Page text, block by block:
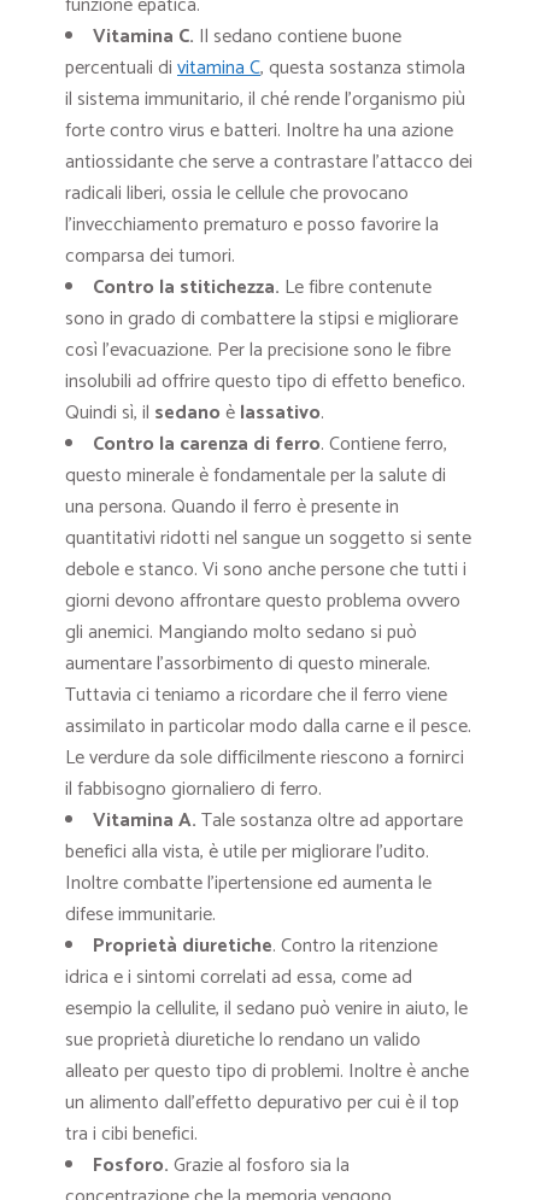
Vitamina C. Il sedano contiene buone
percentuali divitamina C, questa sostanza stimola
il sistema immunitario, il ché rende l’organismo più
forte contro virus e batteri. Inoltre ha una azione
antiossidante che serve a contrastare l’attacco dei
radicali liberi, ossia le cellule che provocano
l’invecchiamento prematuro e posso favorire la
comparsa dei tumori.
Contro la stitichezza. Le fibre contenute
sono in grado di combattere la stipsi e migliorare
così l’evacuazione. Per la precisione sono le fibre
insolubili ad offrire questo tipo di effetto benefico.
Quindi sì, il sedanoèlassativo.
Contro la carenza di ferro. Contiene ferro,
questo minerale è fondamentale per la salute di
una persona. Quando il ferro è presente in
quantitativi ridotti nel sangue un soggetto si sente
debole e stanco. Vi sono anche persone che tutti i
giorni devono affrontare questo problema ovvero
gli anemici. Mangiando molto sedano si può
aumentare l’assorbimento di questo minerale.
Tuttavia ci teniamo a ricordare che il ferro viene
assimilato in particolar modo dalla carne e il pesce.
Le verdure da sole difficilmente riescono a fornirci
il fabbisogno giornaliero di ferro.
Vitamina A.Tale sostanza oltre ad apportare
benefici alla vista, è utile per migliorare l’udito.
Inoltre combatte l’ipertensione ed aumenta le
difese immunitarie.
Proprietà diuretiche. Contro la ritenzione
idrica e i sintomi correlati ad essa, come ad
esempio la cellulite, il sedano può venire in aiuto, le
sue proprietà diuretiche lo rendano un valido
alleato per questo tipo di problemi. Inoltre è anche
un alimento dall’effetto depurativo per cui è il top
tra i cibi benefici.
Fosforo.Grazie al fosforo sia la